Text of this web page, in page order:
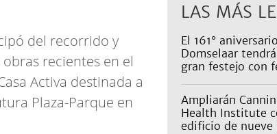
del recorrido y
recientes en el
Activa destinada a
Plaza-Parque en
LAS MÁS
El 161°
Domselaar
gran festejo con
propuestas para
Ampliarán
Health Institute
edificio de nueve